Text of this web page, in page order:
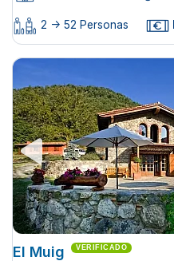
2 -> 52 Personas
El Muig VERIFICADO